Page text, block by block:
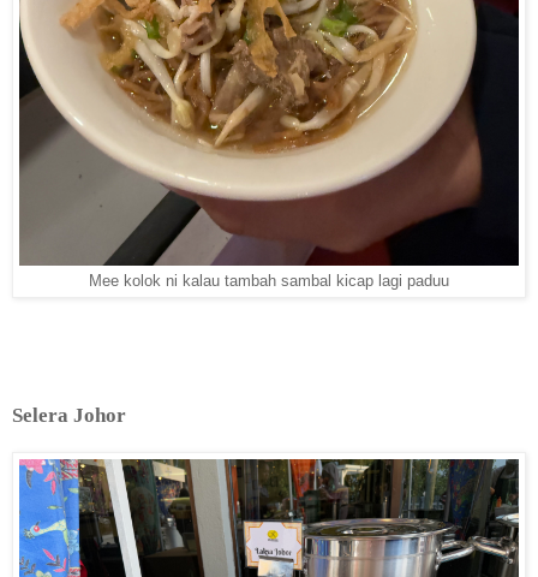
Mee kolok ni kalau tambah sambal kicap lagi paduu
Selera Johor